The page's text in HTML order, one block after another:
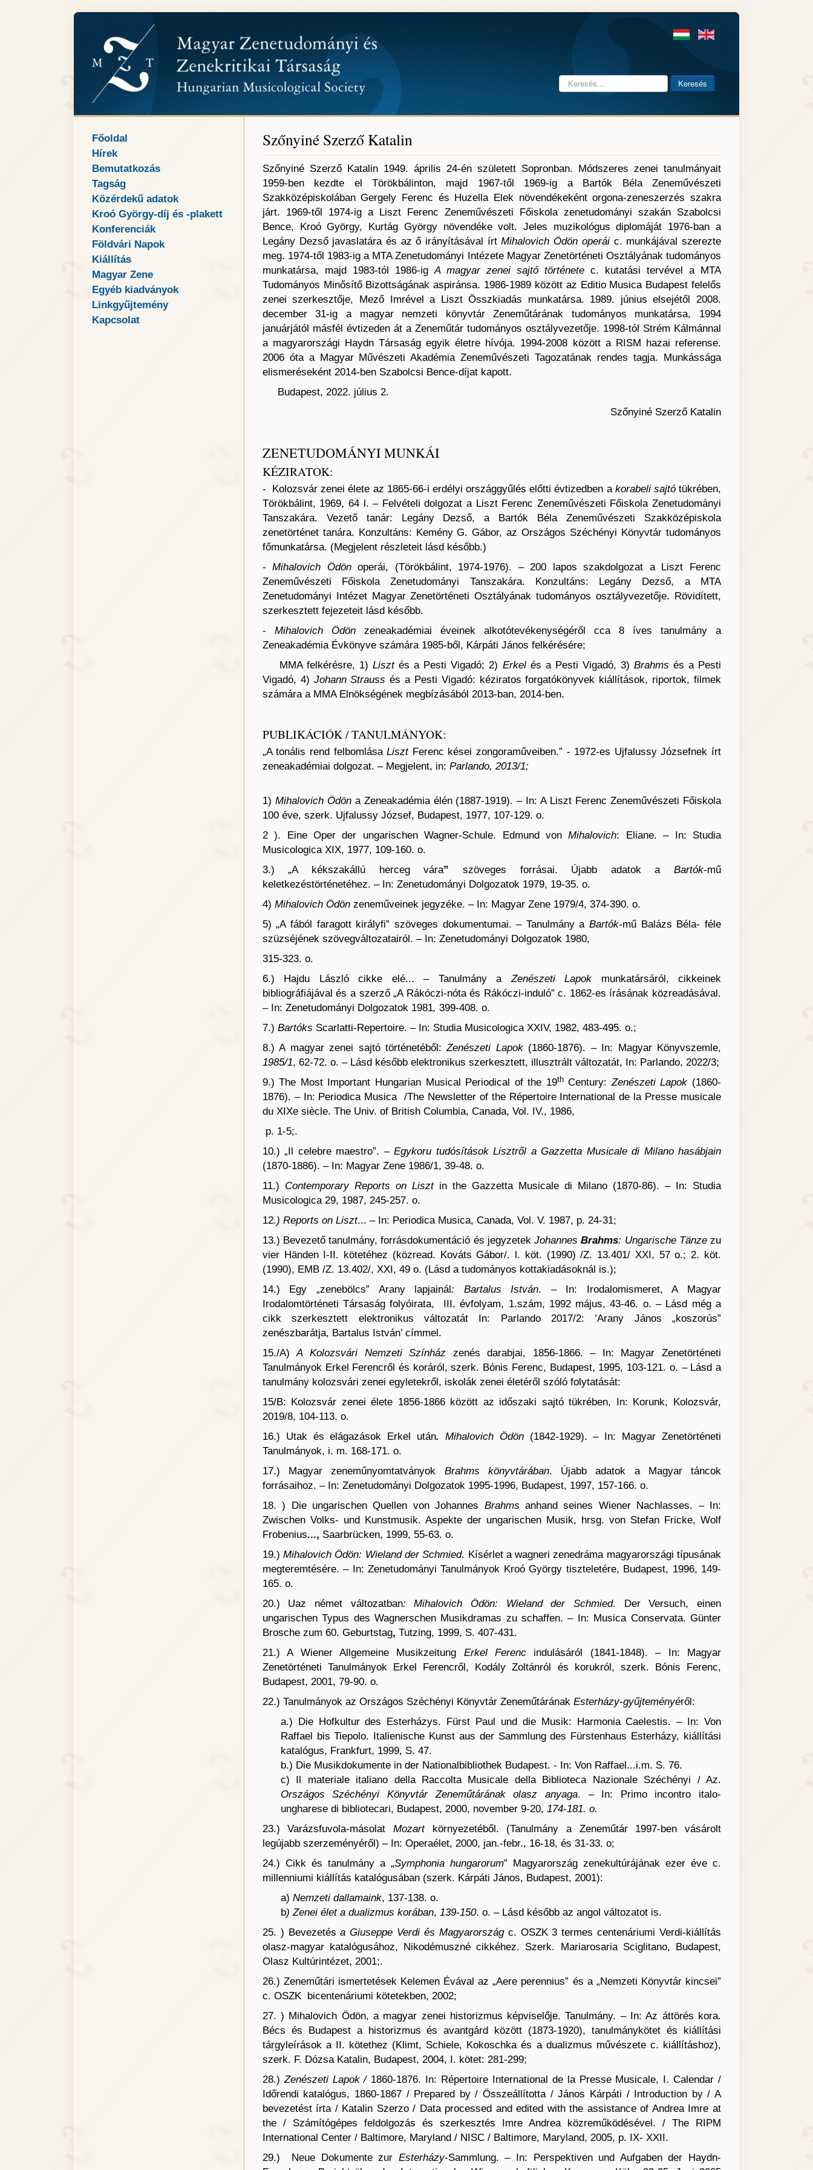
Keresés... Keresés
Főoldal
Hírek
Bemutatkozás
Tagság
Közérdekű adatok
Kroó György-díj és -plakett
Konferenciák
Földvári Napok
Kiállítás
Magyar Zene
Egyéb kiadványok
Linkgyűjtemény
Kapcsolat
Szőnyiné Szerző Katalin
Szőnyiné Szerző Katalin 1949. április 24-én született Sopronban. Módszeres zenei tanulmányait
1959-ben kezdte el Törökbálinton, majd 1967-től 1969-ig a Bartók Béla Zeneművészeti
Szakközépiskolában Gergely Ferenc és Huzella Elek növendékeként orgona-zeneszerzés szakra
járt. 1969-től 1974-ig a Liszt Ferenc Zeneművészeti Főiskola zenetudományi szakán Szabolcsi
Bence, Kroó György, Kurtág György növendéke volt. Jeles muzikológus diplomáját 1976-ban a
Legány Dezső javaslatára és az ő irányításával írtMihalovich Ödön operáic. munkájával szerezte
meg. 1974-től 1983-ig a MTA Zenetudományi Intézete Magyar Zenetörténeti Osztályának tudományos
munkatársa, majd 1983-tól 1986-igA magyar zenei sajtó történetec. kutatási tervével a MTA
Tudományos Minősítő Bizottságának aspiránsa. 1986-1989 között az Editio Musica Budapest felelős
zenei szerkesztője, Mező Imrével a Liszt Összkiadás munkatársa. 1989. június elsejétől 2008.
december 31-ig a magyar nemzeti könyvtár Zeneműtárának tudományos munkatársa, 1994
januárjától másfél évtizeden át a Zeneműtár tudományos osztályvezetője. 1998-tól Strém Kálmánnal
a magyarországi Haydn Társaság egyik életre hívója. 1994-2008 között a RISM hazai referense.
2006 óta a Magyar Művészeti Akadémia Zeneművészeti Tagozatának rendes tagja. Munkássága
elismeréseként 2014-ben Szabolcsi Bence-díjat kapott.
Budapest, 2022. július 2.
Szőnyiné Szerző Katalin
ZENETUDOMÁNYI MUNKÁI
KÉZIRATOK:
- Kolozsvár zenei élete az 1865-66-i erdélyi országgyűlés előtti évtizedben a korabeli sajtótükrében,
Törökbálint, 1969, 64 l. – Felvételi dolgozat a Liszt Ferenc Zeneművészeti Főiskola Zenetudományi
Tanszakára. Vezető tanár: Legány Dezső, a Bartók Béla Zeneművészeti Szakközépiskola
zenetörténet tanára. Konzultáns: Kemény G. Gábor, az Országos Széchényi Könyvtár tudományos
főmunkatársa. (Megjelent részleteit lásd később.)
-Mihalovich Ödönoperái, (Törökbálint, 1974-1976). – 200 lapos szakdolgozat a Liszt Ferenc
Zeneművészeti Főiskola Zenetudományi Tanszakára. Konzultáns: Legány Dezső, a MTA
Zenetudományi Intézet Magyar Zenetörténeti Osztályának tudományos osztályvezetője. Rövidített,
szerkesztett fejezeteit lásd később.
- Mihalovich Ödönzeneakadémiai éveinek alkotótevékenységéről cca 8 íves tanulmány a
Zeneakadémia Évkönyve számára 1985-ből, Kárpáti János felkérésére;
MMA felkérésre, 1)Lisztés a Pesti Vigadó; 2) Erkelés a Pesti Vigadó, 3) Brahms és a Pesti
Vigadó, 4) Johann Strauss és a Pesti Vigadó: kéziratos forgatókönyvek kiállítások, riportok, filmek
számára a MMA Elnökségének megbízásából 2013-ban, 2014-ben.
PUBLIKÁCIÓK / TANULMÁNYOK:
„A tonális rend felbomlásaLisztFerenc kései zongoraműveiben.” - 1972-es Ujfalussy Józsefnek írt
zeneakadémiai dolgozat. – Megjelent, in: Parlando, 2013/1;
1) Mihalovich Ödöna Zeneakadémia élén (1887-1919). – In: A Liszt Ferenc Zeneművészeti Főiskola
100 éve, szerk. Ujfalussy József, Budapest, 1977, 107-129. o.
2 ). Eine Oper der ungarischen Wagner-Schule. Edmund vonMihalovich: Eliane. – In: Studia
Musicologica XIX, 1977, 109-160. o.
3.) „A kékszakállú herceg vára” szöveges forrásai. Újabb adatok a Bartók-mű
keletkezéstörténetéhez. – In: Zenetudományi Dolgozatok 1979, 19-35. o.
4) Mihalovich Ödönzeneműveinek jegyzéke. – In: Magyar Zene 1979/4, 374-390. o.
5) „A fából faragott királyfi” szöveges dokumentumai. – Tanulmány aBartók-mű Balázs Béla- féle
szüzséjének szövegváltozatairól. – In: Zenetudományi Dolgozatok 1980,
315-323. o.
6.) Hajdu László cikke elé... – Tanulmány aZenészeti Lapok munkatársáról, cikkeinek
bibliográfiájával és a szerző „A Rákóczi-nóta és Rákóczi-induló” c. 1862-es írásának közreadásával.
– In: Zenetudományi Dolgozatok 1981, 399-408. o.
7.) Bartóks Scarlatti-Repertoire. – In: Studia Musicologica XXIV, 1982, 483-495. o.;
8.) A magyar zenei sajtó történetéből:Zenészeti Lapok(1860-1876). – In: Magyar Könyvszemle,
1985/1, 62-72. o. – Lásd később elektronikus szerkesztett, illusztrált változatát, In: Parlando, 2022/3;
9.) The Most Important Hungarian Musical Periodical of the 19thCentury:Zenészeti Lapok (1860-
1876). – In: Periodica Musica /The Newsletter of the Répertoire International de la Presse musicale
du XIXe siècle. The Univ. of British Columbia, Canada, Vol. IV., 1986,
p. 1-5;.
10.) „Il celebre maestro”. –Egykoru tudósítások Lisztről a Gazzetta Musicale di Milano hasábjain
(1870-1886). – In: Magyar Zene 1986/1, 39-48. o.
11.) Contemporary Reports on Lisztin the Gazzetta Musicale di Milano (1870-86). – In: Studia
Musicologica 29, 1987, 245-257. o.
12.) Reports on Liszt... – In: Periodica Musica, Canada, Vol. V. 1987, p. 24-31;
13.) Bevezető tanulmány, forrásdokumentáció és jegyzetekJohannesBrahms: Ungarische Tänzezu
vier Händen I-II. kötetéhez (közread. Kováts Gábor/. l. köt. (1990) /Z. 13.401/ XXI, 57 o.; 2. köt.
(1990), EMB /Z. 13.402/, XXI, 49 o. (Lásd a tudományos kottakiadásoknál is.);
14.) Egy „zenebölcs” Arany lapjainál: Bartalus István. – In: Irodalomismeret, A Magyar
Irodalomtörténeti Társaság folyóirata, III. évfolyam, 1.szám, 1992 május, 43-46. o. – Lásd még a
cikk szerkesztett elektronikus változatát In: Parlando 2017/2: ’Arany János „koszorús”
zenészbarátja, Bartalus István’ címmel.
15./A)A Kolozsvári Nemzeti Színház zenés darabjai, 1856-1866. – In: Magyar Zenetörténeti
Tanulmányok Erkel Ferencről és koráról, szerk. Bónis Ferenc, Budapest, 1995, 103-121. o. – Lásd a
tanulmány kolozsvári zenei egyletekről, iskolák zenei életéről szóló folytatását:
15/B: Kolozsvár zenei élete 1856-1866 között az időszaki sajtó tükrében, In: Korunk, Kolozsvár,
2019/8, 104-113. o.
16.) Utak és elágazások Erkel után. Mihalovich Ödön(1842-1929). – In: Magyar Zenetörténeti
Tanulmányok, i. m. 168-171. o.
17.) Magyar zeneműnyomtatványok Brahms könyvtárában. Újabb adatok a Magyar táncok
forrásaihoz. – In: Zenetudományi Dolgozatok 1995-1996, Budapest, 1997, 157-166. o.
18. ) Die ungarischen Quellen von Johannes Brahms anhand seines Wiener Nachlasses. – In:
Zwischen Volks- und Kunstmusik. Aspekte der ungarischen Musik, hrsg. von Stefan Fricke, Wolf
Frobenius..., Saarbrücken, 1999, 55-63. o.
19.)Mihalovich Ödön: Wieland der Schmied. Kísérlet a wagneri zenedráma magyarországi típusának
megteremtésére. – In: Zenetudományi Tanulmányok Kroó György tiszteletére, Budapest, 1996, 149-
165. o.
20.) Uaz német változatban: Mihalovich Ödön: Wieland der Schmied. Der Versuch, einen
ungarischen Typus des Wagnerschen Musikdramas zu schaffen. – In: Musica Conservata. Günter
Brosche zum 60. Geburtstag, Tutzing, 1999, S. 407-431.
21.) A Wiener Allgemeine Musikzeitung Erkel Ferenc indulásáról (1841-1848). – In: Magyar
Zenetörténeti Tanulmányok Erkel Ferencről, Kodály Zoltánról és korukról, szerk. Bónis Ferenc,
Budapest, 2001, 79-90. o.
22.) Tanulmányok az Országos Széchényi Könyvtár Zeneműtárának Esterházy-gyűjteményéről:
a.) Die Hofkultur des Esterházys. Fürst Paul und die Musik: Harmonia Caelestis. – In: Von
Raffael bis Tiepolo. Italienische Kunst aus der Sammlung des Fürstenhaus Esterházy, kiállítási
katalógus, Frankfurt, 1999, S. 47.
b.) Die Musikdokumente in der Nationalbibliothek Budapest. - In: Von Raffael...i.m. S. 76.
c) Il materiale italiano della Raccolta Musicale della Biblioteca Nazionale Széchényi / Az.
Országos Széchényi Könyvtár Zeneműtárának olasz anyaga. – In: Primo incontro italo-
ungharese di bibliotecari, Budapest, 2000, november 9-20, 174-181. o.
23.) Varázsfuvola-másolatMozartkörnyezetéből. (Tanulmány a Zeneműtár 1997-ben vásárolt
legújabb szerzeményéről) – In: Operaélet, 2000, jan.-febr., 16-18, és 31-33. o;
24.) Cikk és tanulmány a „Symphonia hungarorum” Magyarország zenekultúrájának ezer éve c.
millenniumi kiállítás katalógusában (szerk. Kárpáti János, Budapest, 2001):
a) Nemzeti dallamaink, 137-138. o.
b) Zenei élet a dualizmus korában, 139-150. o. – Lásd később az angol változatot is.
25. ) Bevezetésa Giuseppe Verdi és Magyarországc. OSZK 3 termes centenáriumi Verdi-kiállítás
olasz-magyar katalógusához, Nikodémuszné cikkéhez. Szerk. Mariarosaria Sciglitano, Budapest,
Olasz Kultúrintézet, 2001;.
26.) Zeneműtári ismertetések Kelemen Évával az „Aere perennius” és a „Nemzeti Könyvtár kincsei”
c. OSZK bicentenáriumi kötetekben, 2002;
27. ) Mihalovich Ödön, a magyar zenei historizmus képviselője. Tanulmány. – In: Az áttörés kora.
Bécs és Budapest a historizmus és avantgárd között (1873-1920), tanulmánykötet és kiállítási
tárgyleírások a II. kötethez (Klimt, Schiele, Kokoschka és a dualizmus művészete c. kiállításhoz),
szerk. F. Dózsa Katalin, Budapest, 2004, I. kötet: 281-299;
28.)Zenészeti Lapok /1860-1876. In: Répertoire International de la Presse Musicale, I. Calendar /
Időrendi katalógus, 1860-1867 / Prepared by / Összeállította / János Kárpáti / Introduction by / A
bevezetést írta / Katalin Szerzo / Data processed and edited with the assistance of Andrea Imre at
the / Számítógépes feldolgozás és szerkesztés Imre Andrea közreműködésével. / The RIPM
International Center / Baltimore, Maryland / NISC / Baltimore, Maryland, 2005, p. IX- XXII.
29.) Neue Dokumente zur Esterházy-Sammlung. – In: Perspektiven und Aufgaben der Haydn-